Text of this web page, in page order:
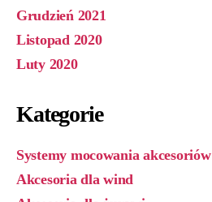
Grudzień 2021
Listopad 2020
Luty 2020
Kategorie
Systemy mocowania akcesoriów
Akcesoria dla wind